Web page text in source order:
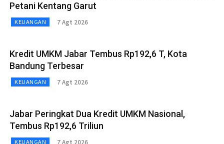
Petani Kentang Garut
KEUANGAN 7 Agt 2026
Kredit UMKM Jabar Tembus Rp192,6 T, Kota
Bandung Terbesar
KEUANGAN 7 Agt 2026
Jabar Peringkat Dua Kredit UMKM Nasional,
Tembus Rp192,6 Triliun
KEUANGAN 7 Agt 2026